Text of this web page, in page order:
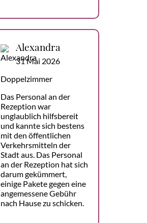
Alexandra
31 Mai 2026
Doppelzimmer
Das Personal an der
Rezeption war
unglaublich hilfsbereit
und kannte sich bestens
mit den öffentlichen
Verkehrsmitteln der
Stadt aus. Das Personal
an der Rezeption hat sich
darum gekümmert,
einige Pakete gegen eine
angemessene Gebühr
nach Hause zu schicken.